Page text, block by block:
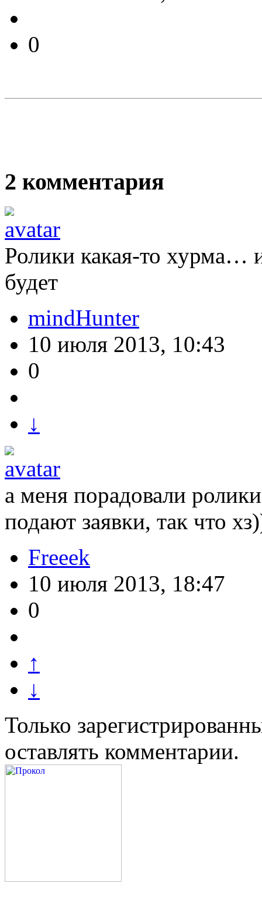
0
2 комментария
Ролики какая-то хурма…
будет
mindHunter
10 июля 2013, 10:43
0
↓
а меня порадовали
подают заявки, так что
Freeek
10 июля 2013, 18:47
0
↑
↓
Только
оставлять комментарии.